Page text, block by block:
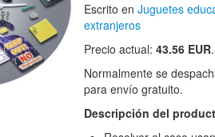
Escrito en Juguetes
extranjeros
Precio actual: 43.56 EUR.
Normalmente se
para envío gratuito.
Descripción del